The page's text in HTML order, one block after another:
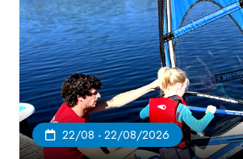
22/08 - 22/08/2026